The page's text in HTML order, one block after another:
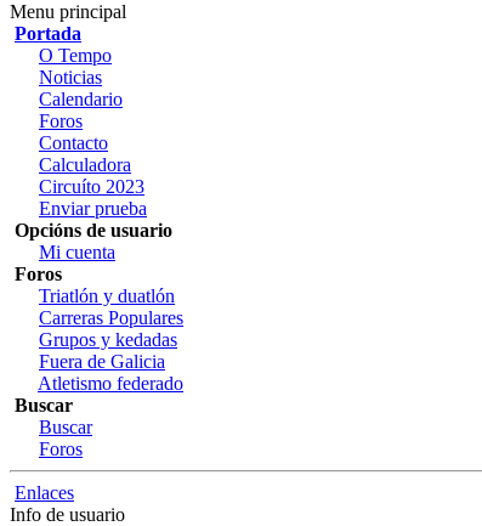
Menu principal
Portada
O Tempo
Noticias
Calendario
Foros
Contacto
Calculadora
Circuíto 2023
Enviar prueba
Opcións de usuario
Mi cuenta
Foros
Triatlón y duatlón
Carreras Populares
Grupos y kedadas
Fuera de Galicia
Atletismo federado
Buscar
Buscar
Foros
Enlaces
Info de usuario